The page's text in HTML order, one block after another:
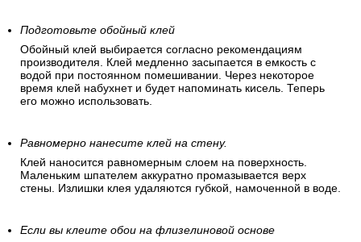
Подготовьте обойный клей
Обойный клей выбирается согласно рекомендациям
производителя. Клей медленно засыпается в емкость с
водой при постоянном помешивании. Через некоторое
время клей набухнет и будет напоминать кисель. Теперь
его можно использовать.
Равномерно нанесите клей на стену.
Клей наносится равномерным слоем на поверхность.
Маленьким шпателем аккуратно промазывается верх
стены. Излишки клея удаляются губкой, намоченной в воде.
Если вы клеите обои на флизелиновой основе